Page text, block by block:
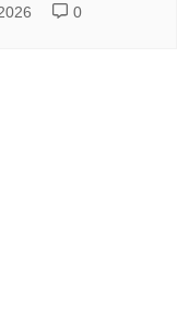
0